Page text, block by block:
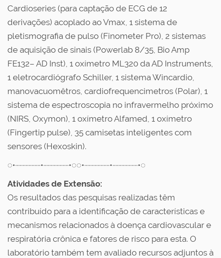
Cardioseries (para captação de ECG de 12
derivações) acoplado ao Vmax, 1 sistema de
pletismografia de pulso (Finometer Pro), 2 sistemas
de aquisição de sinais (Powerlab 8/35, Bio Amp
FE132– AD Inst), 1 oxímetro ML320 da AD Instruments,
1 eletrocardiógrafo Schiller, 1 sistema Wincardio,
manovacuomêtros, cardiofrequencimetros (Polar), 1
sistema de espectroscopia no infravermelho próximo
(NIRS, Oxymon), 1 oxímetro Alfamed, 1 oxímetro
(Fingertip pulse), 35 camisetas inteligentes com
sensores (Hexoskin).
◌•·················•·················•◌◌•·················•·················•◌
Atividades de Extensão:
Os resultados das pesquisas realizadas têm
contribuído para a identificação de características e
mecanismos relacionados à doença cardiovascular e
respiratória crônica e fatores de risco para esta. O
laboratório também tem avaliado recursos adjuntos à